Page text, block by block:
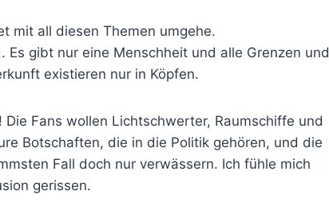
mit all diesen Themen umgehe.
gibt nur eine Menschheit und alle Grenzen und
existieren nur in Köpfen.
Fans wollen Lichtschwerter, Raumschiffe und
Botschaften, die in die Politik gehören, und die
Fall doch nur verwässern. Ich fühle mich
gerissen.